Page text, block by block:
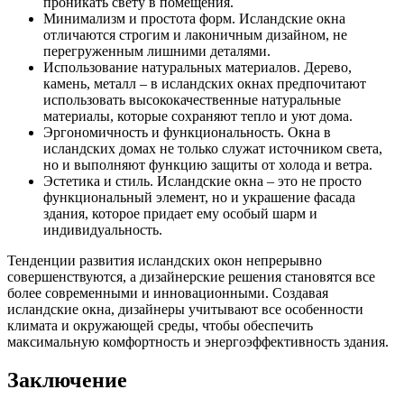
Минимализм и простота форм. Исландские окна
отличаются строгим и лаконичным дизайном, не
перегруженным лишними деталями.
Использование натуральных материалов. Дерево,
камень, металл – в исландских окнах предпочитают
использовать высококачественные натуральные
материалы, которые сохраняют тепло и уют дома.
Эргономичность и функциональность. Окна в
исландских домах не только служат источником света,
но и выполняют функцию защиты от холода и ветра.
Эстетика и стиль. Исландские окна – это не просто
функциональный элемент, но и украшение фасада
здания, которое придает ему особый шарм и
индивидуальность.
Тенденции развития исландских окон непрерывно
совершенствуются, а дизайнерские решения становятся все
более современными и инновационными. Создавая
исландские окна, дизайнеры учитывают все особенности
климата и окружающей среды, чтобы обеспечить
максимальную комфортность и энергоэффективность здания.
Заключение